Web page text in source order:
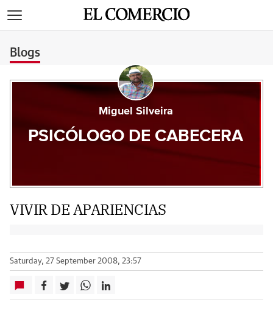
Blogs
Miguel Silveira
PSICÓLOGO DE CABECERA
VIVIR DE APARIENCIAS
Saturday, 27 September 2008, 23:57